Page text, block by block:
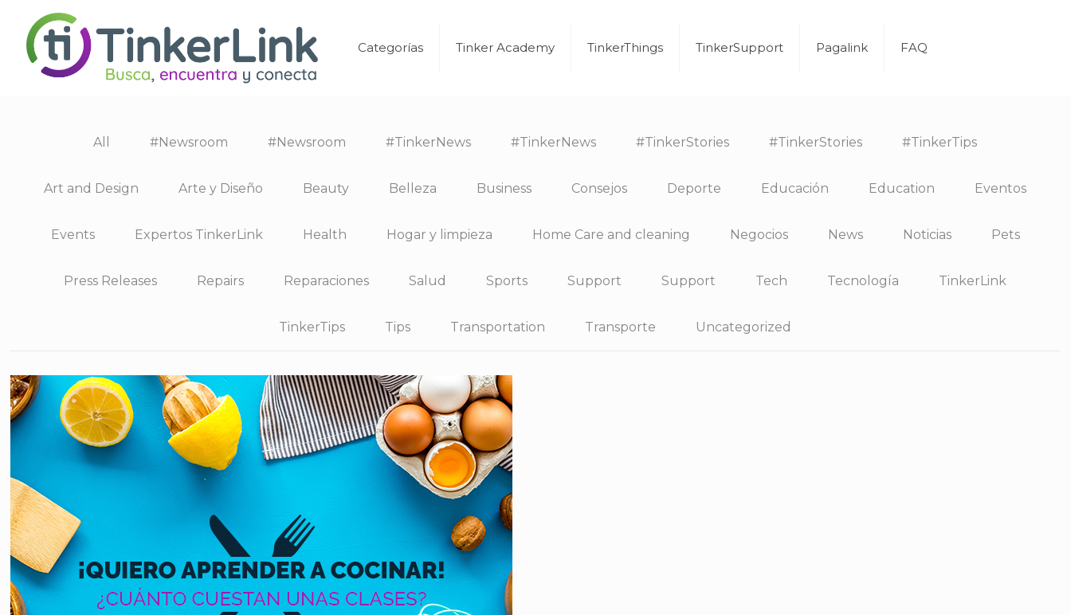
Categorías Tinker Academy TinkerThings TinkerSupport Pagalink FAQ
All #Newsroom #Newsroom #TinkerNews #TinkerNews #TinkerStories #TinkerStories #TinkerTips
Art and Design Arte y Diseño Beauty Belleza Business Consejos Deporte Educación Education Eventos
Events Expertos TinkerLink Health Hogar y limpieza Home Care and cleaning Negocios News Noticias Pets
Press Releases Repairs Reparaciones Salud Sports Support Support Tech Tecnología TinkerLink
TinkerTips Tips Transportation Transporte Uncategorized